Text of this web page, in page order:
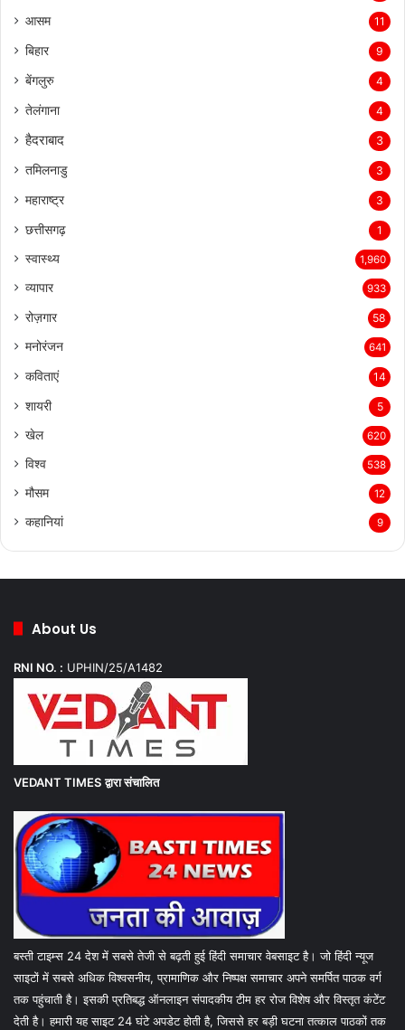
आसम 11
बिहार 9
बेंगलुरु 4
तेलंगाना 4
हैदराबाद 3
तमिलनाडु 3
महाराष्ट्र 3
छत्तीसगढ़ 1
स्वास्थ्य 1,960
व्यापार 933
रोज़गार 58
मनोरंजन 641
कविताएं 14
शायरी 5
खेल 620
विश्व 538
मौसम 12
कहानियां 9
About Us
RNI NO. : UPHIN/25/A1482
VEDANT TIMES द्वारा संचालित
बस्ती टाइम्स 24 देश में सबसे तेजी से बढ़ती हुई हिंदी समाचार वेबसाइट है। जो हिंदी न्यूज
साइटों में सबसे अधिक विश्वसनीय, प्रामाणिक और निष्पक्ष समाचार अपने समर्पित पाठक वर्ग
तक पहुंचाती है। इसकी प्रतिबद्ध ऑनलाइन संपादकीय टीम हर रोज विशेष और विस्तृत कंटेंट
देती है। हमारी यह साइट 24 घंटे अपडेट होती है, जिससे हर बड़ी घटना तत्काल पाठकों तक